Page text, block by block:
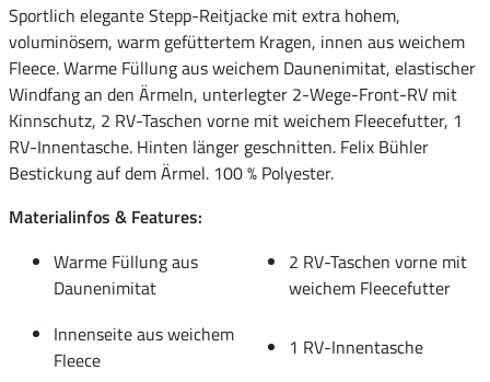
Sportlich elegante Stepp-Reitjacke mit extra hohem,
voluminösem, warm gefüttertem Kragen, innen aus weichem
Fleece. Warme Füllung aus weichem Daunenimitat, elastischer
Windfang an den Ärmeln, unterlegter 2-Wege-Front-RV mit
Kinnschutz, 2 RV-Taschen vorne mit weichem Fleecefutter, 1
RV-Innentasche. Hinten länger geschnitten. Felix Bühler
Bestickung auf dem Ärmel. 100 % Polyester.
Materialinfos & Features:
Warme Füllung aus
Daunenimitat
2 RV-Taschen vorne mit
weichem Fleecefutter
Innenseite aus weichem
Fleece
1 RV-Innentasche